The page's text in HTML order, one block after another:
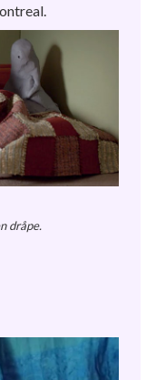
dråpe.